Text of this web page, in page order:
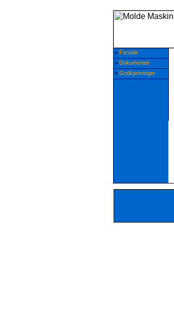
» Forside
» Dokumenter
» Godkjenninger